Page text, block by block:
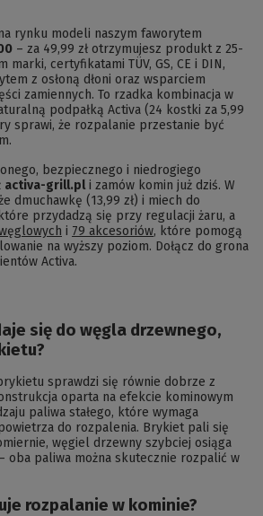
rynku modeli naszym faworytem
– za 49,99 zł otrzymujesz produkt z 25-
marki, certyfikatami TÜV, GS, CE i DIN,
z osłoną dłoni oraz wsparciem
zamiennych. To rzadka kombinacja w
podpałką Activa (24 kostki za 5,99
sprawi, że rozpalanie przestanie być
bezpiecznego i niedrogiego
activa-grill.pl i zamów komin już dziś. W
dmuchawkę (13,99 zł) i miech do
przydadzą się przy regulacji żaru, a
i 79 akcesoriów, które pomogą
na wyższy poziom. Dołącz do grona
Activa.
się do węgla drzewnego,
sprawdzi się równie dobrze z
oparta na efekcie kominowym
paliwa stałego, które wymaga
do rozpalenia. Brykiet pali się
węgiel drzewny szybciej osiąga
oba paliwa można skutecznie rozpalić w
rozpalanie w kominie?